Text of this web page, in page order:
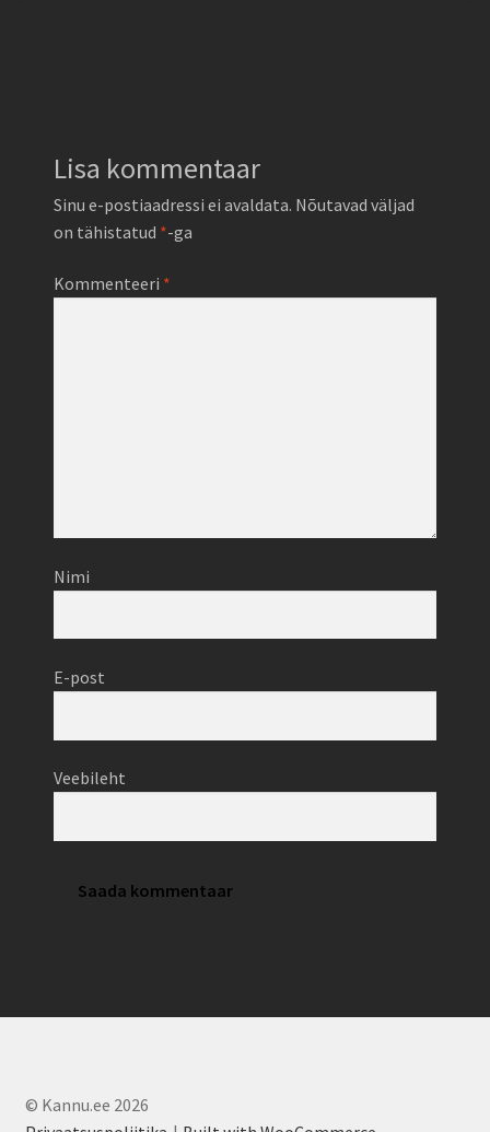
Lisa kommentaar
Sinu e-postiaadressi ei avaldata. Nõutavad väljad
on tähistatud *-ga
Kommenteeri *
Nimi
E-post
Veebileht
© Kannu.ee 2026